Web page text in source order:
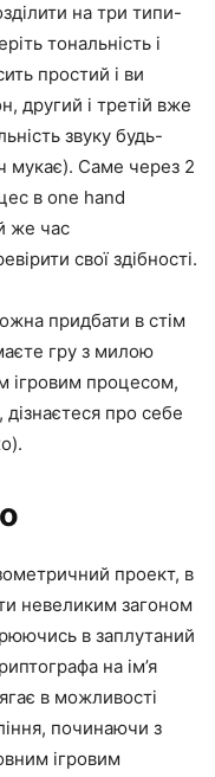
на три типи-
тональність і
простий і ви
другий і третій вже
звуку будь-
мукає). Саме через 2
в one hand
же час
свої здібності.
придбати в стім
гру з милою
ігровим процесом,
про себе
проект, в
невеликим загоном
в заплутаний
на ім’я
в можливості
починаючи з
ігровим